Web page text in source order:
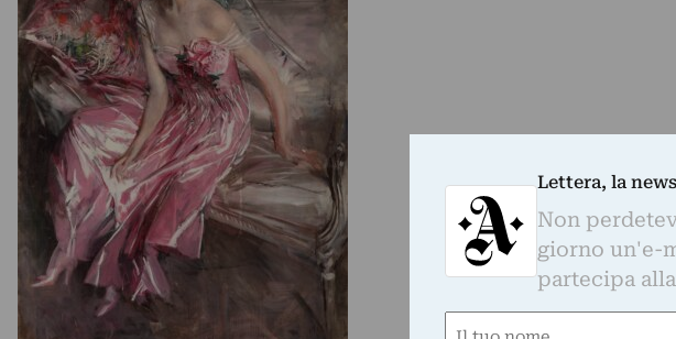
Lettera, la
Non
giorno un'e-
partecipa
Nome